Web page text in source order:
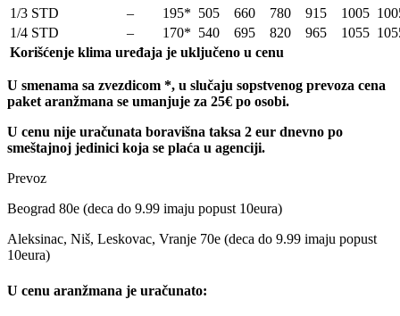
1/3 STD
– 195* 505 660 780 915 1005
1/4 STD
– 170* 540 695 820 965 1055
Korišćenje klima uređaja je uključeno u cenu
U smenama sa zvezdicom *, u slučaju sopstvenog prevoza cena
paket aranžmana se umanjuje za 25€ po osobi.
U cenu nije uračunata boravišna taksa 2 eur dnevno po
smeštajnoj jedinici koja se plaća u agenciji.
Prevoz
Beograd 80e (deca do 9.99 imaju popust 10eura)
Aleksinac, Niš, Leskovac, Vranje 70e (deca do 9.99 imaju popust
10eura)
U cenu aranžmana je uračunato: